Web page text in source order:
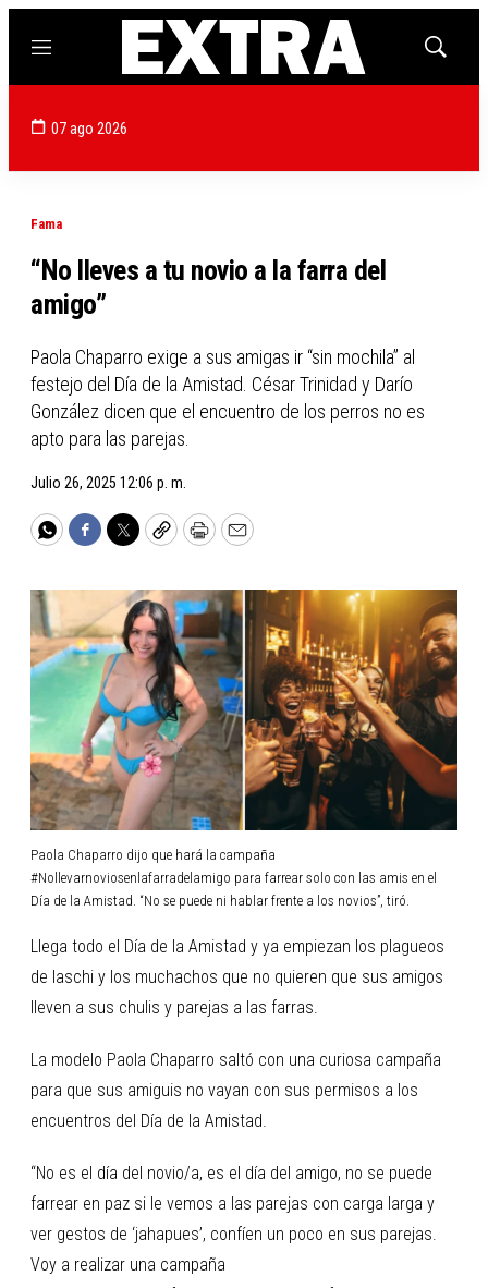
Menú
Mostrar
07 ago 2026
Fama
“No lleves a tu novio a la farra del
amigo”
Paola Chaparro exige a sus amigas ir “sin mochila” al
festejo del Día de la Amistad. César Trinidad y Darío
González dicen que el encuentro de los perros no es
apto para las parejas.
Julio 26, 2025 12:06 p. m.
WhatsApp
Facebook
TwitterCopyPrintEmail
Paola Chaparro dijo que hará la campaña
#Nollevarnoviosenlafarradelamigo para farrear solo con las amis en el
Día de la Amistad. “No se puede ni hablar frente a los novios”, tiró.
Llega todo el Día de la Amistad y ya empiezan los plagueos
de laschi y los muchachos que no quieren que sus amigos
lleven a sus chulis y parejas a las farras.
La modelo Paola Chaparro saltó con una curiosa campaña
para que sus amiguis no vayan con sus permisos a los
encuentros del Día de la Amistad.
“No es el día del novio/a, es el día del amigo, no se puede
farrear en paz si le vemos a las parejas con carga larga y
ver gestos de ‘jahapues’, confíen un poco en sus parejas.
Voy a realizar una campaña